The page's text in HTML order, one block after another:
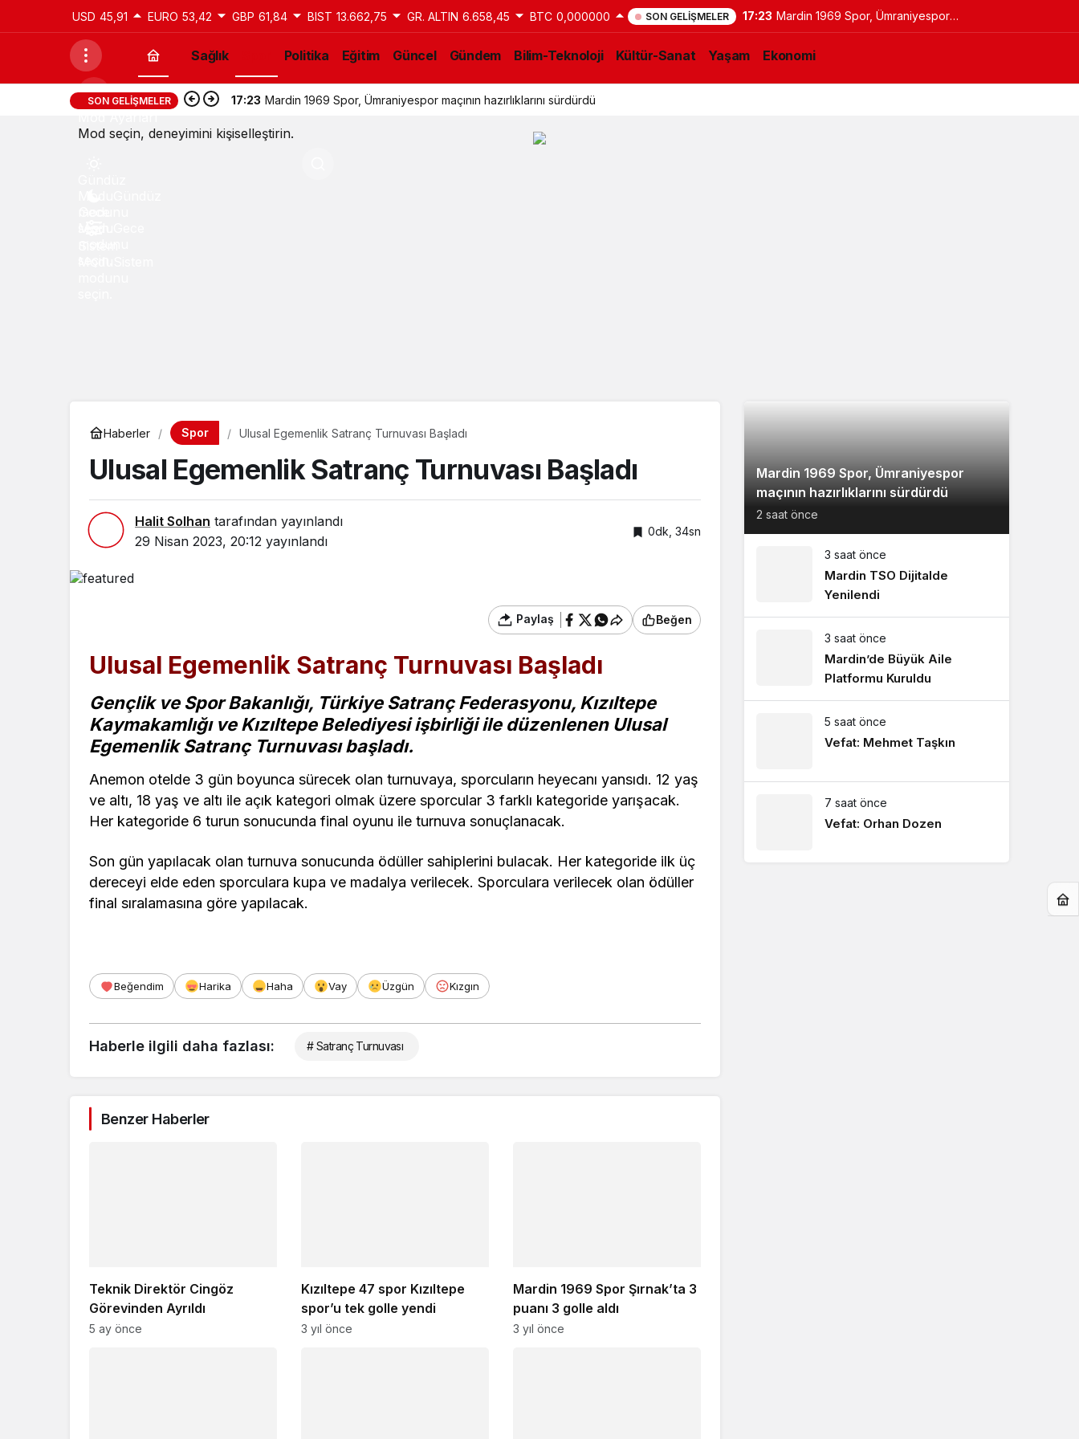
USD 45,91 EURO 53,42 GBP 61,84 BIST 13.662,75 GR. ALTIN 6.658,45 BTC 0,000000 SON GELIŞMELER 17:23 Mardin 1969 Spor, Ümraniyespor
maçının hazırlıklarını sürdürdü
Sağlık Politika Eğitim Güncel Gündem Bilim-Teknoloji Kültür-Sanat Yaşam Ekonomi
Mod seçin, deneyimini kişiselleştirin.
SON GELIŞMELER 17:23 Mardin 1969 Spor, Ümraniyespor maçının hazırlıklarını sürdürdü
Haberler Spor Ulusal Egemenlik Satranç Turnuvası Başladı
Ulusal Egemenlik Satranç Turnuvası Başladı
Halit Solhan tarafından yayınlandı
29 Nisan 2023, 20:12 yayınlandı
0dk, 34sn
Paylaş Beğen
Ulusal Egemenlik Satranç Turnuvası Başladı
Gençlik ve Spor Bakanlığı, Türkiye Satranç Federasyonu, Kızıltepe
Kaymakamlığı ve Kızıltepe Belediyesi işbirliği ile düzenlenen Ulusal
Egemenlik Satranç Turnuvası başladı.
Anemon otelde 3 gün boyunca sürecek olan turnuvaya, sporcuların heyecanı yansıdı. 12 yaş
ve altı, 18 yaş ve altı ile açık kategori olmak üzere sporcular 3 farklı kategoride yarışacak.
Her kategoride 6 turun sonucunda final oyunu ile turnuva sonuçlanacak.
Son gün yapılacak olan turnuva sonucunda ödüller sahiplerini bulacak. Her kategoride ilk üç
dereceyi elde eden sporculara kupa ve madalya verilecek. Sporculara verilecek olan ödüller
final sıralamasına göre yapılacak.
Beğendim Harika Haha Vay Üzgün Kızgın
Haberle ilgili daha fazlası: # Satranç Turnuvası
Benzer Haberler
Teknik Direktör Cingöz
Görevinden Ayrıldı
5 ay önce
Kızıltepe 47 spor Kızıltepe
spor’u tek golle yendi
3 yıl önce
Mardin 1969 Spor Şırnak’ta 3
puanı 3 golle aldı
3 yıl önce
Mardin 1969 Spor, Ümraniyespor
maçının hazırlıklarını sürdürdü
2 saat önce
3 saat önce
Mardin TSO Dijitalde
Yenilendi
3 saat önce
Mardin’de Büyük Aile
Platformu Kuruldu
5 saat önce
Vefat: Mehmet Taşkın
7 saat önce
Vefat: Orhan Dozen